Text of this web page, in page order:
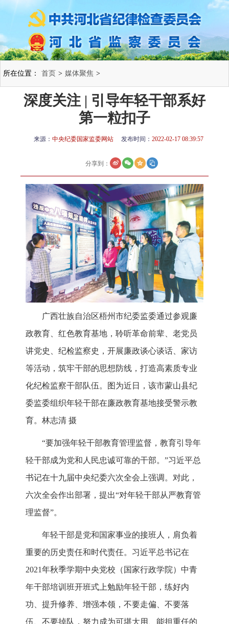
所在位置： 首页 > 媒体聚焦 >
深度关注 | 引导年轻干部系好
第一粒扣子
来源： 中央纪委国家监委网站 发布时间： 2022-02-17 08:39:57
分享到：
广西壮族自治区梧州市纪委监委通过参观廉
政教育、红色教育基地，聆听革命前辈、老党员
讲党史、纪检监察史，开展廉政谈心谈话、家访
等活动，筑牢干部的思想防线，打造高素质专业
化纪检监察干部队伍。图为近日，该市蒙山县纪
委监委组织年轻干部在廉政教育基地接受警示教
育。林志清 摄
“要加强年轻干部教育管理监督，教育引导年
轻干部成为党和人民忠诚可靠的干部。”习近平总
书记在十九届中央纪委六次全会上强调。对此，
六次全会作出部署，提出“对年轻干部从严教育管
理监督”。
年轻干部是党和国家事业的接班人，肩负着
重要的历史责任和时代责任。习近平总书记在
2021年秋季学期中央党校（国家行政学院）中青
年干部培训班开班式上勉励年轻干部，练好内
功、提升修养、增强本领，不要走偏、不要落
伍、不要掉队，努力成为可堪大用、能担重任的